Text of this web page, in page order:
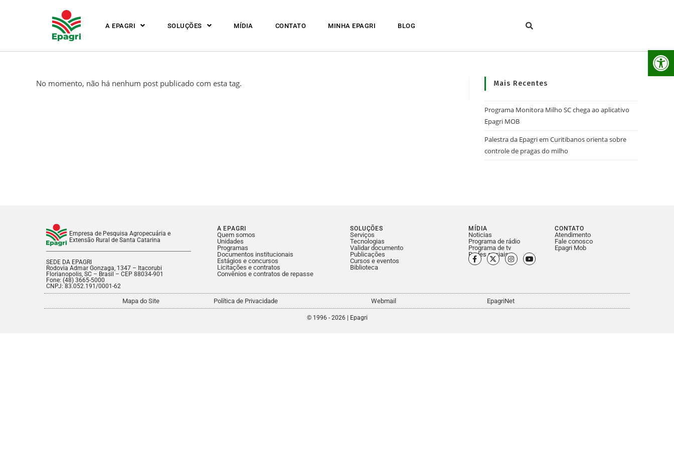
A EPAGRI SOLUÇÕES MÍDIA CONTATO MINHA EPAGRI BLOG
No momento, não há nenhum post publicado com esta tag. Mais Recentes
Programa Monitora Milho SC chega ao aplicativo
Epagri MOB
Palestra da Epagri em Curitibanos orienta sobre
controle de pragas do milho
Empresa de Pesquisa Agropecuária e
Extensão Rural de Santa Catarina
SEDE DA EPAGRI
Rodovia Admar Gonzaga, 1347 – Itacorubi
Florianopolis, SC – Brasil – CEP 88034-901
Fone: (48) 3665-5000
CNPJ: 83.052.191/0001-62
A EPAGRI
Quem somos
Unidades
Programas
Documentos institucionais
Estágios e concursos
Licitações e contratos
Convênios e contratos de repasse
SOLUÇÕES
Serviços
Tecnologias
Validar documento
Publicações
Cursos e eventos
Biblioteca
MÍDIA
Noticias
Programa de rádio
Programa de tv
Redes sociais
CONTATO
Atendimento
Fale conosco
Epagri Mob
Mapa do Site Política de Privacidade Webmail EpagriNet
© 1996 - 2026 | Epagri